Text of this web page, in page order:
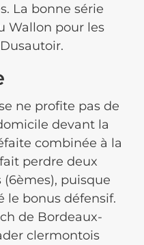
La bonne série
Wallon pour les
ne profite pas de
devant la
combinée à la
perdre deux
(6èmes), puisque
le bonus défensif.
de Bordeaux-
clermontois